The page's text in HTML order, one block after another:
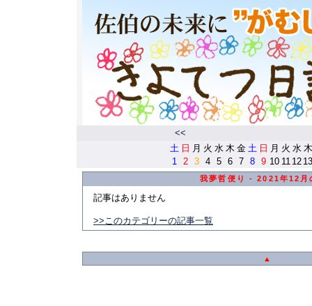
<<
土 日 月 火 水 木 金 土 日 月 火 水 木
1
2 3 4 5 6 7 8 9 10 11 12 13
我夢哲便り - 2021年12月
記事はありません
>>このカテゴリーの記事一覧
▲